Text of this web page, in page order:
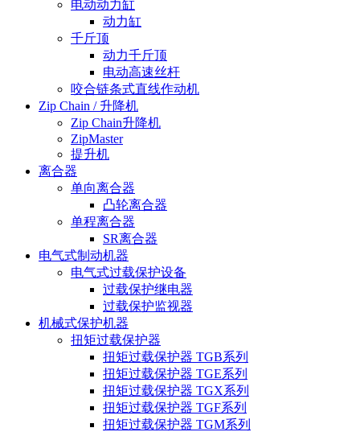
电动动力缸
动力缸
千斤顶
动力千斤顶
电动高速丝杆
咬合链条式直线作动机
Zip Chain / 升降机
Zip Chain升降机
ZipMaster
提升机
离合器
单向离合器
凸轮离合器
单程离合器
SR离合器
电气式制动机器
电气式过载保护设备
过载保护继电器
过载保护监视器
机械式保护机器
扭矩过载保护器
扭矩过载保护器 TGB系列
扭矩过载保护器 TGE系列
扭矩过载保护器 TGX系列
扭矩过载保护器 TGF系列
扭矩过载保护器 TGM系列